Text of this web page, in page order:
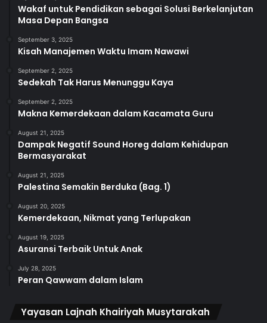
Wakaf untuk Pendidikan sebagai Solusi Berkelanjutan
Masa Depan Bangsa
September 3, 2025
Kisah Manajemen Waktu Imam Nawawi
September 2, 2025
Sedekah Tak Harus Menunggu Kaya
September 2, 2025
Makna Kemerdekaan dalam Kacamata Guru
August 21, 2025
Dampak Negatif Sound Horeg dalam Kehidupan
Bermasyarakat
August 21, 2025
Palestina Semakin Berduka (Bag. 1)
August 20, 2025
Kemerdekaan, Nikmat yang Terlupakan
August 19, 2025
Asuransi Terbaik Untuk Anak
July 28, 2025
Peran Qawwam dalam Islam
Yayasan Lajnah Khairiyah Musytarakah